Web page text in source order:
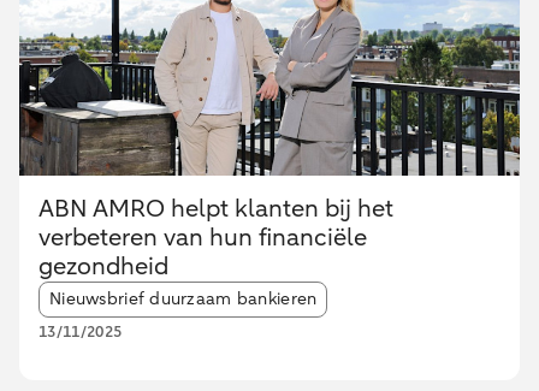
ABN AMRO helpt klanten bij het
verbeteren van hun financiële
gezondheid
Article tags:
Nieuwsbrief duurzaam bankieren
13/11/2025